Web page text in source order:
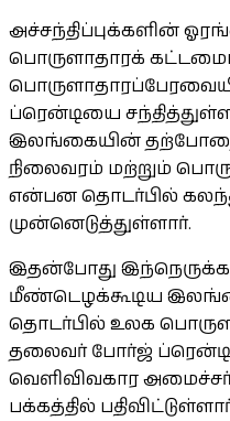
அச்சந்திப்புக்களின்
பொருளாதாரக்
ப்ரென்டியை
இலங்கையின்
நிலைவரம் மற்றும்
என்பன தொடர்பில்
முன்னெடுத்துள்ளார்.
இதன்போது
மீண்டெழக்கூடிய
தொடர்பில் உலக
தலைவர் போர்ஜ்
வெளிவிவகார அமைச்சர்
பக்கத்தில்